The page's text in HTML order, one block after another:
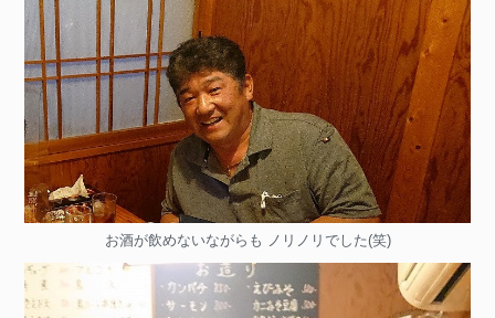
お酒が飲めないながらも ノリノリでした(笑)